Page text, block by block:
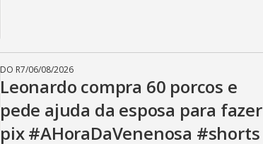
DO R7/06/08/2026
Leonardo compra 60 porcos e
pede ajuda da esposa para fazer
pix #AHoraDaVenenosa #shorts